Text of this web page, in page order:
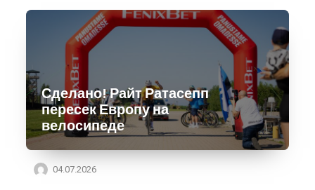
Сделано! Райт Ратасепп
пересек Европу на
велосипеде
04.07.2026